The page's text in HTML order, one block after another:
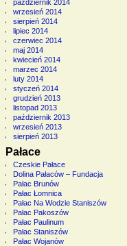
październik 2014
wrzesień 2014
sierpień 2014
lipiec 2014
czerwiec 2014
maj 2014
kwiecień 2014
marzec 2014
luty 2014
styczeń 2014
grudzień 2013
listopad 2013
październik 2013
wrzesień 2013
sierpień 2013
Pałace
Czeskie Pałace
Dolina Pałaców – Fundacja
Pałac Brunów
Pałac Łomnica
Pałac Na Wodzie Staniszów
Pałac Pakoszów
Pałac Paulinum
Pałac Staniszów
Pałac Wojanów